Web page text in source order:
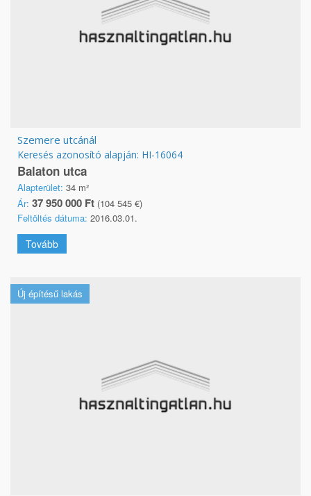
Szemere utcánál
Keresés azonosító alapján: HI-16064
Balaton utca
Alapterület: 34 m²
Ár: 37 950 000 Ft (104 545 €)
Feltöltés dátuma: 2016.03.01.
Tovább
Új építésű lakás